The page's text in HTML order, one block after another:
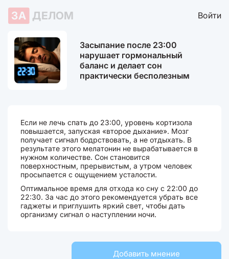
ЗА ДЕЛОМ Войти
Засыпание после 23:00
нарушает гормональный
баланс и делает сон
практически бесполезным
Если не лечь спать до 23:00, уровень кортизола
повышается, запуская «второе дыхание». Мозг
получает сигнал бодрствовать, а не отдыхать. В
результате этого мелатонин не вырабатывается в
нужном количестве. Сон становится
поверхностным, прерывистым, а утром человек
просыпается с ощущением усталости.
Оптимальное время для отхода ко сну с 22:00 до
22:30. За час до этого рекомендуется убрать все
гаджеты и приглушить яркий свет, чтобы дать
организму сигнал о наступлении ночи.
Добавить мнение